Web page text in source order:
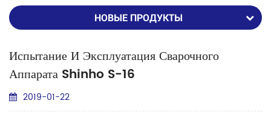
НОВЫЕ ПРОДУКТЫ
Испытание И Эксплуатация Сварочного
Аппарата Shinho S-16
2019-01-22